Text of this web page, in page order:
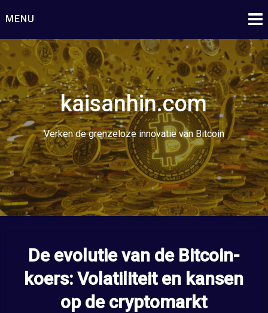
naar
inhoud
MENU
kaisanhin.com
Verken de grenzeloze innovatie van Bitcoin
De evolutie van de Bitcoin-
koers: Volatiliteit en kansen
op de cryptomarkt